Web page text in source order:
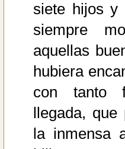
siete hijos y
siempre
aquellas
hubiera
con tanto
llegada,
la inmensa